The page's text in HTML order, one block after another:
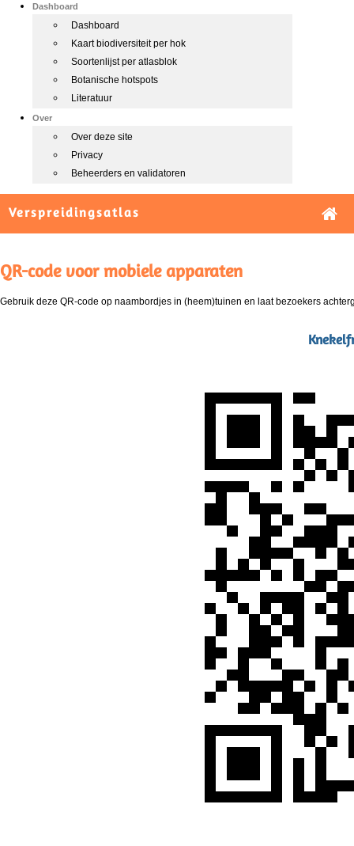
Dashboard
Dashboard
Kaart biodiversiteit per hok
Soortenlijst per atlasblok
Botanische hotspots
Literatuur
Over
Over deze site
Privacy
Beheerders en validatoren
Verspreidingsatlas
QR-code voor mobiele apparaten
Gebruik deze QR-code op naambordjes in (heem)tuinen en laat bezoekers